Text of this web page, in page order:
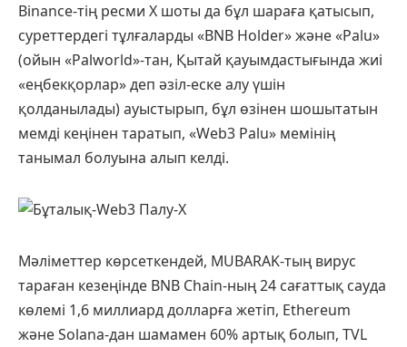
Binance-тің ресми X шоты да бұл шараға қатысып,
суреттердегі тұлғаларды «BNB Holder» және «Palu»
(ойын «Palworld»-тан, Қытай қауымдастығында жиі
«еңбекқорлар» деп әзіл-еске алу үшін
қолданылады) ауыстырып, бұл өзінен шошытатын
мемді кеңінен таратып, «Web3 Palu» мемінің
танымал болуына алып келді.
Мәліметтер көрсеткендей, MUBARAK-тың вирус
тараған кезеңінде BNB Chain-ның 24 сағаттық сауда
көлемі 1,6 миллиард долларға жетіп, Ethereum
және Solana-дан шамамен 60% артық болып, TVL